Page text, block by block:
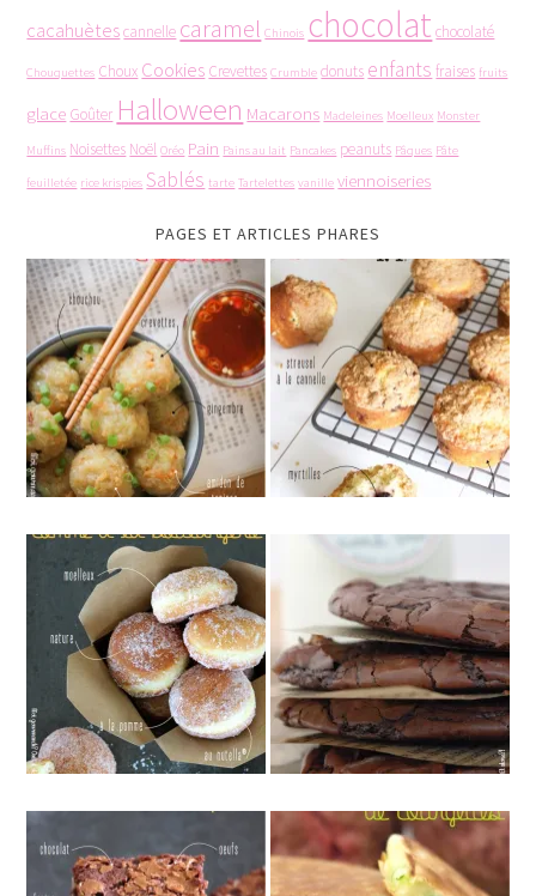
cacahuètescannelle caramel Chinois chocolat chocolaté
Chouquettes Choux Cookies Crevettes Crumble donuts enfants fraises fruits
glace Goûter Halloween Macarons Madeleines Moelleux Monster
Muffins Noisettes Noël Oréo Pain Pains au lait Pancakes peanuts Pâques Pâte
feuilletée rice krispies Sablés tarte Tartelettes vanille viennoiseries
PAGES ET ARTICLES PHARES